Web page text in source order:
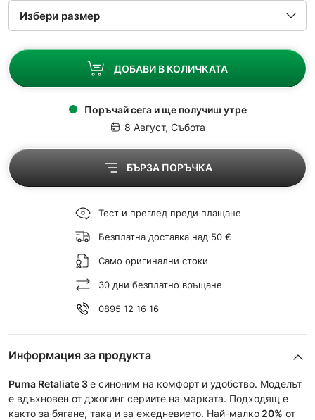
ДОБАВИ В КОЛИЧКАТА
Поръчай сега и ще получиш утре
8 Август, Събота
БЪРЗА ПОРЪЧКА
Тест и преглед преди плащане
Безплатна доставка над 50 €
Само оригинални стоки
30 дни безплатно връщане
0895 12 16 16
Информация за продукта
Puma Retaliate 3e синоним на комфорт и удобство. Моделът
е вдъхновен от джогинг сериите на марката. Подходящ е
както за бягане, така и за ежедневието. Най-малко 20% от